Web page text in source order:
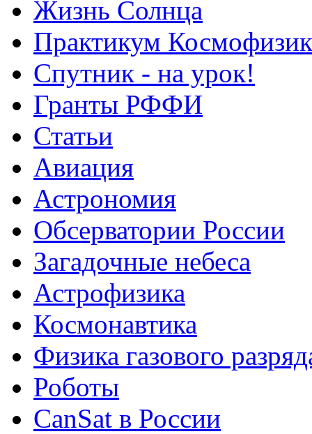
Жизнь Солнца
Практикум
Спутник - на урок!
Гранты РФФИ
Статьи
Авиация
Астрономия
Обсерватории России
Загадочные небеса
Астрофизика
Космонавтика
Физика газового
Роботы
CanSat в России